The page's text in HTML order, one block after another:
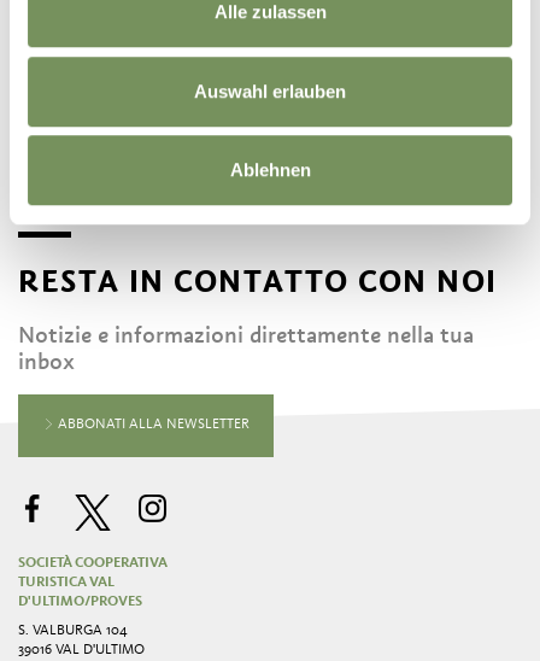
Alle zulassen
Auswahl erlauben
Ablehnen
RESTA IN CONTATTO CON NOI
Notizie e informazioni direttamente nella tua
inbox
ABBONATI ALLA NEWSLETTER
SOCIETÀ COOPERATIVA
TURISTICA VAL
D'ULTIMO/PROVES
S. VALBURGA 104
39016 VAL D'ULTIMO